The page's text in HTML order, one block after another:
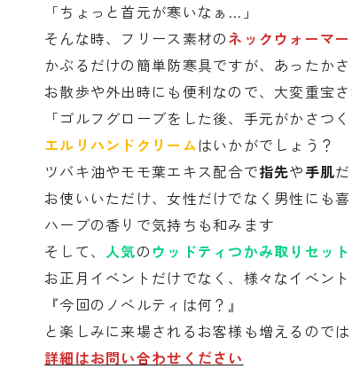
「ちょっと首元が寒いなぁ…」
そんな時、フリース素材のネックウォーマー
かぶるだけの簡単防寒具ですが、あったか
お散歩や外出時にも便利なので、大変重宝
「ゴルフグローブをした後、手元がかさつ
エルリハンドクリームはいかがでしょう？
ツバキ油やモモ葉エキス配合で指先や手肌
お使いいただけ、女性だけでなく男性にも
ハーブの香りで気持ちも和みます
そして、 人気のウッドティつかみ取りセット
お正月イベントだけでなく、様々なイベン
『今回のノベルティは何？』
と楽しみに来場されるお客様も増えるのでは
詳細はお問い合わせください